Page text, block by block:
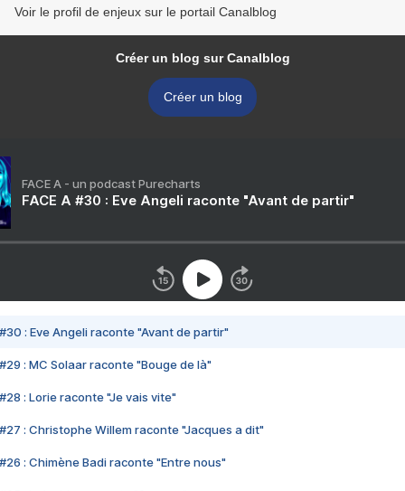
Voir le profil de enjeux sur le portail Canalblog
Créer un blog sur Canalblog
Créer un blog
FACE A - un podcast Purecharts
FACE A #30 : Eve Angeli raconte "Avant de partir"
#30 : Eve Angeli raconte "Avant de partir"
#29 : MC Solaar raconte "Bouge de là"
#28 : Lorie raconte "Je vais vite"
#27 : Christophe Willem raconte "Jacques a dit"
#26 : Chimène Badi raconte "Entre nous"